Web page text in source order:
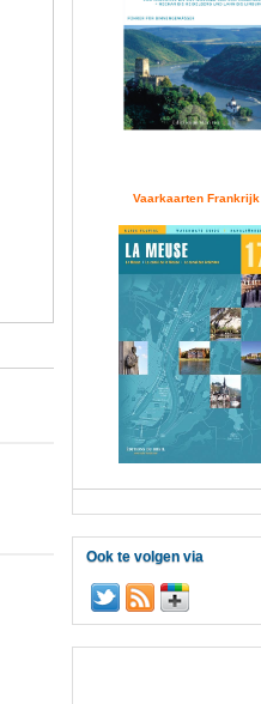
Vaarkaarten Frankrijk
Ook te volgen via